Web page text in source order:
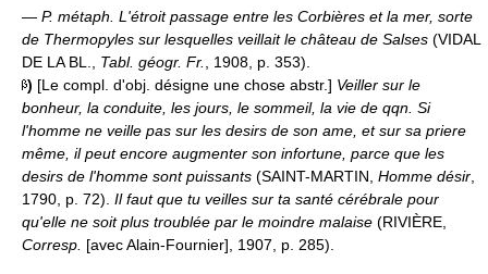
— P. métaph. L'étroit passage entre les Corbières et la mer, sorte
de Thermopyles sur lesquelles veillait le château de Salses (VIDAL
DE LA BL., Tabl. géogr. Fr., 1908, p. 353).
) [Le compl. d'obj. désigne une chose abstr.] Veiller sur le
bonheur, la conduite, les jours, le sommeil, la vie de qqn. Si
l'homme ne veille pas sur les desirs de son ame, et sur sa priere
même, il peut encore augmenter son infortune, parce que les
desirs de l'homme sont puissants (SAINT-MARTIN, Homme désir,
1790, p. 72). Il faut que tu veilles sur ta santé cérébrale pour
qu'elle ne soit plus troublée par le moindre malaise (RIVIÈRE,
Corresp. [avec Alain-Fournier], 1907, p. 285).